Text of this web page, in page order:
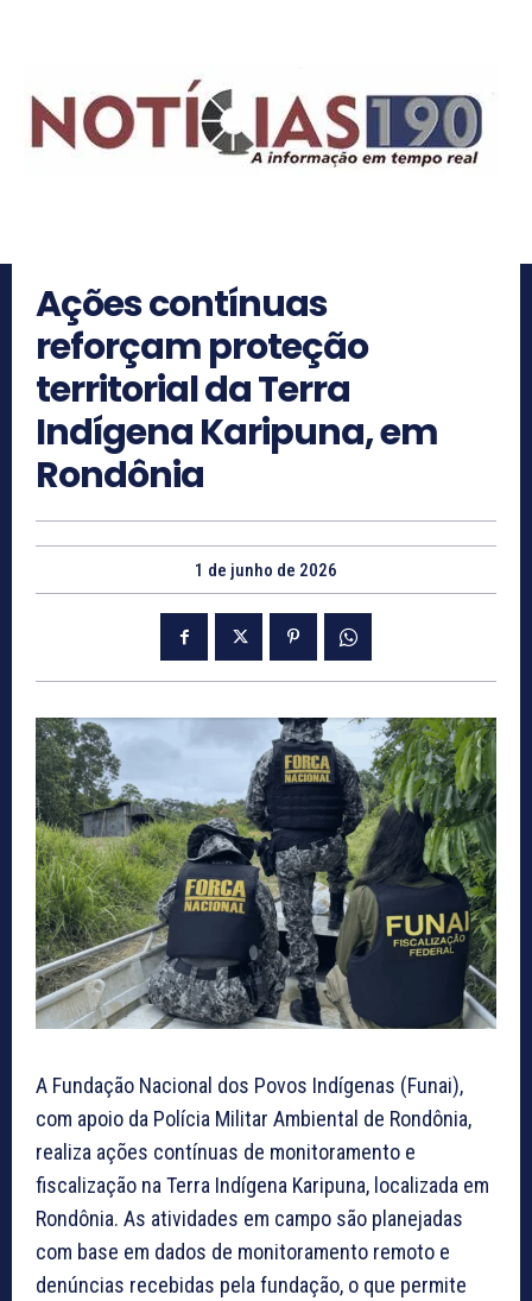
Ações contínuas
reforçam proteção
territorial da Terra
Indígena Karipuna, em
Rondônia
1 de junho de 2026
A Fundação Nacional dos Povos Indígenas (Funai),
com apoio da Polícia Militar Ambiental de Rondônia,
realiza ações contínuas de monitoramento e
fiscalização na Terra Indígena Karipuna, localizada em
Rondônia. As atividades em campo são planejadas
com base em dados de monitoramento remoto e
denúncias recebidas pela fundação, o que permite